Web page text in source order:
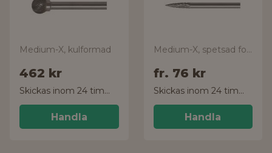
Medium-X, kulformad
462 kr
Skickas inom 24 timmar!
Handla
Medium-X, spetsad form
fr. 76 kr
Skickas inom 24 timmar!
Handla